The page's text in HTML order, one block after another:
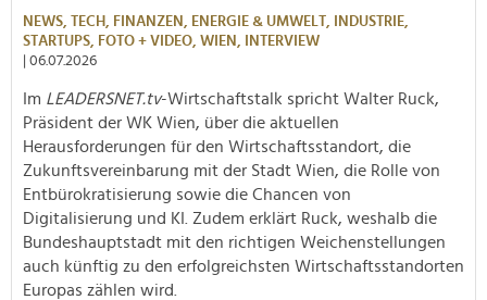
NEWS, TECH, FINANZEN, ENERGIE & UMWELT,
INDUSTRIE,
STARTUPS, FOTO + VIDEO, WIEN,
INTERVIEW
| 06.07.2026
Im LEADERSNET.tv-Wirtschaftstalk spricht Walter Ruck,
Präsident der WK Wien, über die aktuellen
Herausforderungen für den Wirtschaftsstandort, die
Zukunftsvereinbarung mit der Stadt Wien, die Rolle von
Entbürokratisierung sowie die Chancen von
Digitalisierung und KI. Zudem erklärt Ruck, weshalb die
Bundeshauptstadt mit den richtigen Weichenstellungen
auch künftig zu den erfolgreichsten Wirtschaftsstandorten
Europas zählen wird.